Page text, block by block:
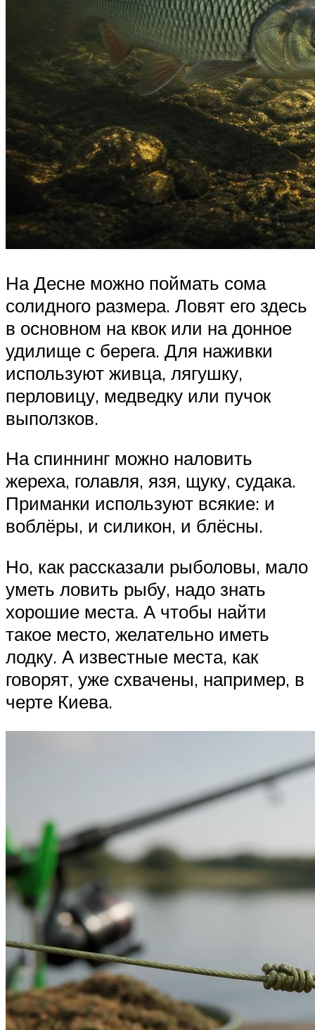
На Десне можно поймать сома
солидного размера. Ловят его здесь
в основном на квок или на донное
удилище с берега. Для наживки
используют живца, лягушку,
перловицу, медведку или пучок
выползков.
На спиннинг можно наловить
жереха, голавля, язя, щуку, судака.
Приманки используют всякие: и
воблёры, и силикон, и блёсны.
Но, как рассказали рыболовы, мало
уметь ловить рыбу, надо знать
хорошие места. А чтобы найти
такое место, желательно иметь
лодку. А известные места, как
говорят, уже схвачены, например, в
черте Киева.